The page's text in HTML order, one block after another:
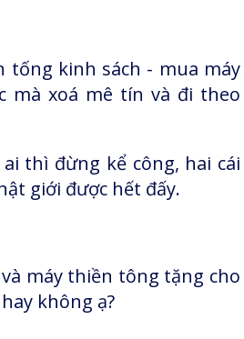
tống kinh sách - mua máy
mà xoá mê tín và đi theo
thì đừng kể công, hai cái
giới được hết đấy.
máy thiền tông tặng cho
không ạ?